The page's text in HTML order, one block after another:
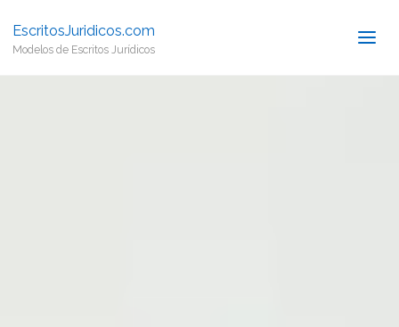
EscritosJuridicos.com
Modelos de Escritos Jurídicos